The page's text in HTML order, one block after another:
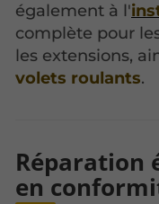
également à l'
complète pour
les extensions,
volets roulants.
Réparation
en